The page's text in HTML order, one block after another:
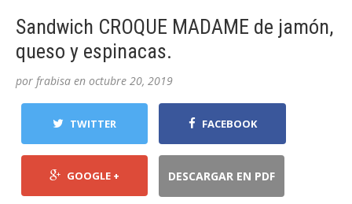
Sandwich CROQUE MADAME de jamón,
queso y espinacas.
por frabisa en octubre 20, 2019
TWITTER FACEBOOK
GOOGLE + DESCARGAR EN PDF